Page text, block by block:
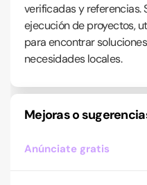
verificadas y referencias.
ejecución de proyectos,
para encontrar
necesidades locales.
Mejoras o
Anúnciate gratis